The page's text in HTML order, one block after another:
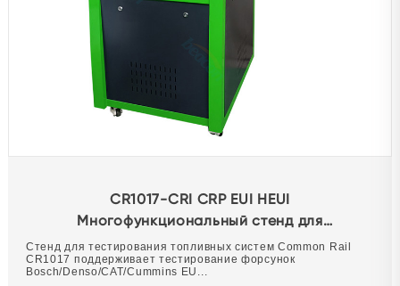
CR1017-CRI CRP EUI HEUI
Многофункциональный стенд для
тестирования насосов и форсунок системы
Common Rail.
Стенд для тестирования топливных систем Common Rail
CR1017 поддерживает тестирование форсунок
Bosch/Denso/CAT/Cummins EU...